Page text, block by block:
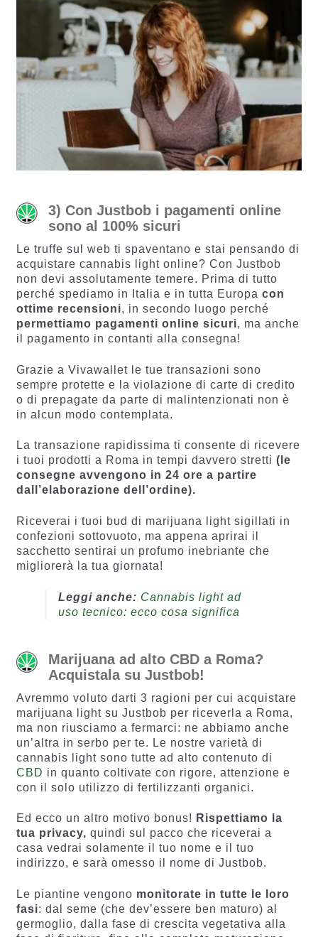
3) Con Justbob i pagamenti online
sono al 100% sicuri
Le truffe sul web ti spaventano e stai pensando di
acquistare cannabis light online? Con Justbob
non devi assolutamente temere. Prima di tutto
perché spediamo in Italia e in tutta Europa con
ottime recensioni, in secondo luogo perché
permettiamo pagamenti online sicuri, ma anche
il pagamento in contanti alla consegna!
Grazie a Vivawallet le tue transazioni sono
sempre protette e la violazione di carte di credito
o di prepagate da parte di malintenzionati non è
in alcun modo contemplata.
La transazione rapidissima ti consente di ricevere
i tuoi prodotti a Roma in tempi davvero stretti (le
consegne avvengono in 24 ore a partire
dall’elaborazione dell’ordine).
Riceverai i tuoi bud di marijuana light sigillati in
confezioni sottovuoto, ma appena aprirai il
sacchetto sentirai un profumo inebriante che
migliorerà la tua giornata!
Leggi anche: Cannabis light ad
uso tecnico: ecco cosa significa
Marijuana ad alto CBD a Roma?
Acquistala su Justbob!
Avremmo voluto darti 3 ragioni per cui acquistare
marijuana light su Justbob per riceverla a Roma,
ma non riusciamo a fermarci: ne abbiamo anche
un’altra in serbo per te. Le nostre varietà di
cannabis light sono tutte ad alto contenuto di
CBD in quanto coltivate con rigore, attenzione e
con il solo utilizzo di fertilizzanti organici.
Ed ecco un altro motivo bonus! Rispettiamo la
tua privacy, quindi sul pacco che riceverai a
casa vedrai solamente il tuo nome e il tuo
indirizzo, e sarà omesso il nome di Justbob.
Le piantine vengono monitorate in tutte le loro
fasi: dal seme (che dev’essere ben maturo) al
germoglio, dalla fase di crescita vegetativa alla